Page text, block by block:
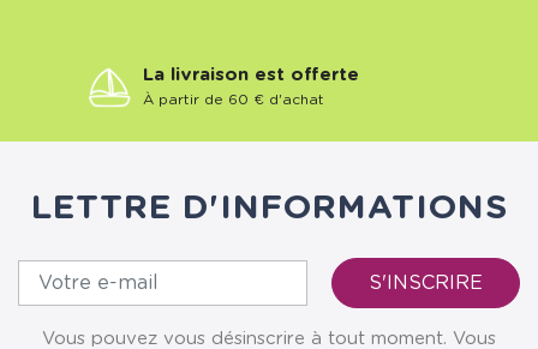
La livraison est offerte
À partir de 60 € d'achat
LETTRE D'INFORMATIONS
Vous pouvez vous désinscrire à tout moment. Vous